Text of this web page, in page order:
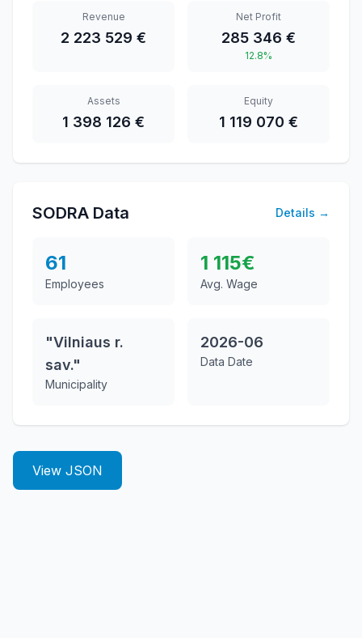
Revenue
2 223 529 €
Net Profit
285 346 €
12.8%
Assets
1 398 126 €
Equity
1 119 070 €
SODRA Data Details →
61
Employees
1 115€
Avg. Wage
"Vilniaus r.
sav."
Municipality
2026-06
Data Date
View JSON